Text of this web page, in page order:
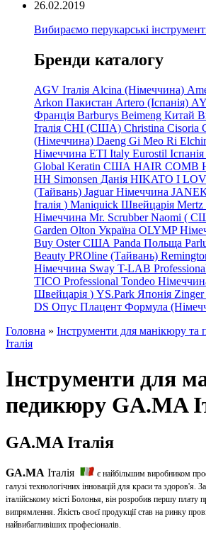
26.02.2019
Вибираємо перукарські
Бренди каталогу
AGV Італія Alcina (Німеччина)
Arkon Пакистан Artero (Іспанія)
Франція Barburys Beimeng Китай
Італія CHI (США) Christina Cisoria
(Німеччина) Daeng Gi Meo Ri
Німеччина ETI Italy Eurostil Іспанія
Global Keratin США HAIR COMB
HH Simonsen Данія HIKATO I
(Тайвань) Jaguar Німеччина
Італія ) Maniquick Швейцарія Mertz
Німеччина Mr. Scrubber Naomi (
Garden Olton Україна OLYMP
Buy Oster США Panda Польща
Beauty PROline (Тайвань)
Німеччина Sway T-LAB Professional
TICO Professional Tondeo
Швейцарія ) YS.Park Японія
DS Опус Плацент Формула
Головна » Інструменти для манікюру та
Італія
Інструменти для
педикюру GA.MA
GA.MA Італія
GA.MA Італія
є найбільшим виробником
галузі технологічних інновацій для краси та здоров'я.
італійському місті Болонья, він розробив першу плату
випрямлення. Якість своєї продукції став на ринку
найвибагливіших професіоналів.